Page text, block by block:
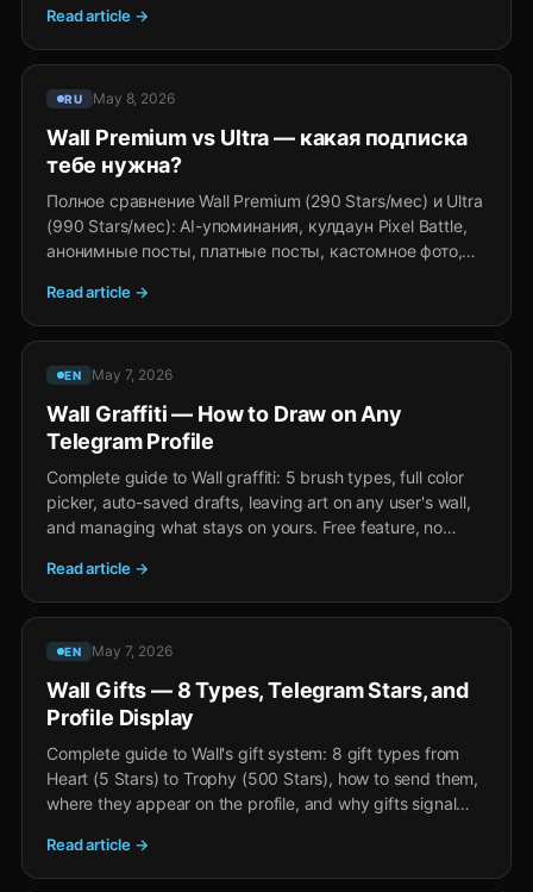
Read article →
RU May 8, 2026
Wall Premium vs Ultra — какая подписка
тебе нужна?
Полное сравнение Wall Premium (290 Stars/мес) и Ultra
(990 Stars/мес): AI-упоминания, кулдаун Pixel Battle,
анонимные посты, платные посты, кастомное фото,
Read article →
EN May 7, 2026
Wall Graffiti — How to Draw on Any
Telegram Profile
Complete guide to Wall graffiti: 5 brush types, full color
picker, auto-saved drafts, leaving art on any user's wall,
and managing what stays on yours. Free feature, no
Read article →
EN May 7, 2026
Wall Gifts — 8 Types, Telegram Stars, and
Profile Display
Complete guide to Wall's gift system: 8 gift types from
Heart (5 Stars) to Trophy (500 Stars), how to send them,
where they appear on the profile, and why gifts signal
Read article →